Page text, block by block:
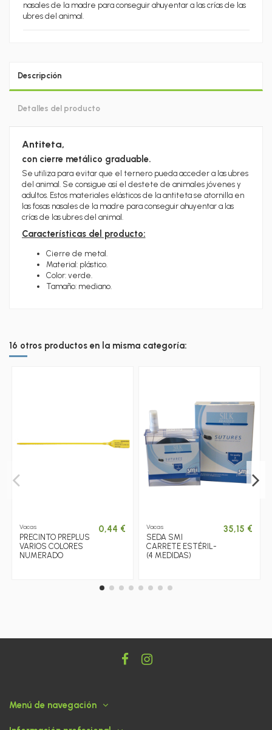
nasales de la madre para conseguir ahuyentar a las crías de las
ubres del animal.
Descripción
Detalles del producto
Antiteta,
con cierre metálico graduable.
Se utiliza para evitar que el ternero pueda acceder a las ubres
del animal. Se consigue así el destete de animales jóvenes y
adultos. Estos materiales elásticos de la antiteta se atornilla en
las fosas nasales de la madre para conseguir ahuyentar a las
crías de las ubres del animal.
Características del producto:
Cierre de metal.
Material: plástico.
Color: verde.
Tamaño: mediano.
16 otros productos en la misma categoría:
Vacas
PRECINTO PREPLUS
VARIOS COLORES
NUMERADO
0,44 € Vacas
SEDA SMI
CARRETE ESTÉRIL-
(4 MEDIDAS)
35,15 €
Menú de navegación